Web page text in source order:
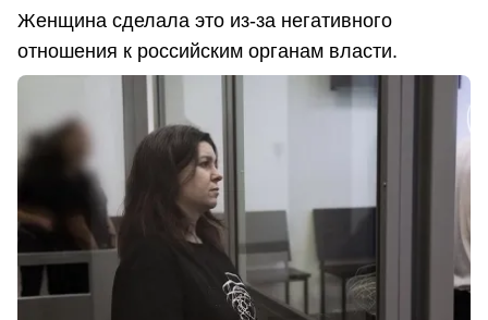
Женщина сделала это из-за негативного
отношения к российским органам власти.